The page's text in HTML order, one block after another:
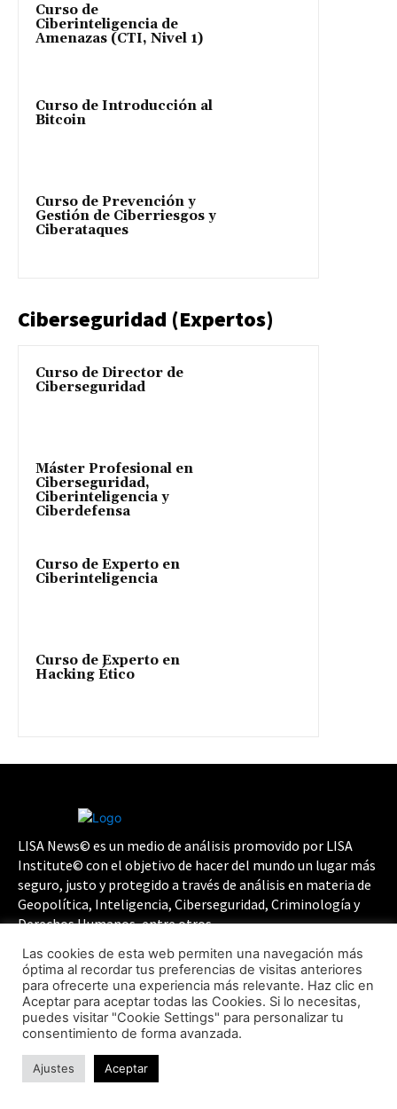
Curso de
Ciberinteligencia de
Amenazas (CTI, Nivel 1)
Curso de Introducción al
Bitcoin
Curso de Prevención y
Gestión de Ciberriesgos y
Ciberataques
Ciberseguridad (Expertos)
Curso de Director de
Ciberseguridad
Máster Profesional en
Ciberseguridad,
Ciberinteligencia y
Ciberdefensa
Curso de Experto en
Ciberinteligencia
Curso de Experto en
Hacking Ético
LISA News© es un medio de análisis promovido por LISA
Institute© con el objetivo de hacer del mundo un lugar más
seguro, justo y protegido a través de análisis en materia de
Geopolítica, Inteligencia, Ciberseguridad, Criminología y
Derechos Humanos, entre otros.
Súmate a la Comunidad:
Las cookies de esta web permiten una navegación más
óptima al recordar tus preferencias de visitas anteriores
para ofrecerte una experiencia más relevante. Haz clic en
Aceptar para aceptar todas las Cookies. Si lo necesitas,
puedes visitar "Cookie Settings" para personalizar tu
consentimiento de forma avanzada.
Ajustes Aceptar